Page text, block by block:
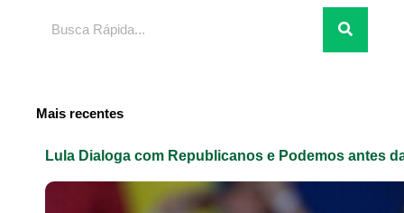
Mais recentes
Lula Dialoga com Republicanos e Podemos antes